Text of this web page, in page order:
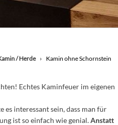
/ Herde Kamin ohne Schornstein
Echtes Kaminfeuer im eigenen
es interessant sein, dass man für
ist so einfach wie genial.Anstatt